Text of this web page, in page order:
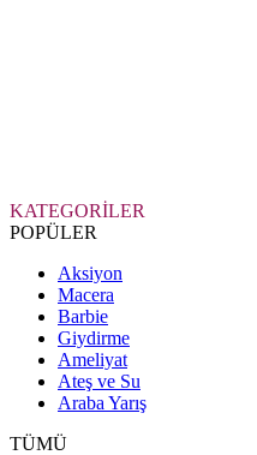
KATEGORİLER
POPÜLER
Aksiyon
Macera
Barbie
Giydirme
Ameliyat
Ateş ve Su
Araba Yarış
TÜMÜ